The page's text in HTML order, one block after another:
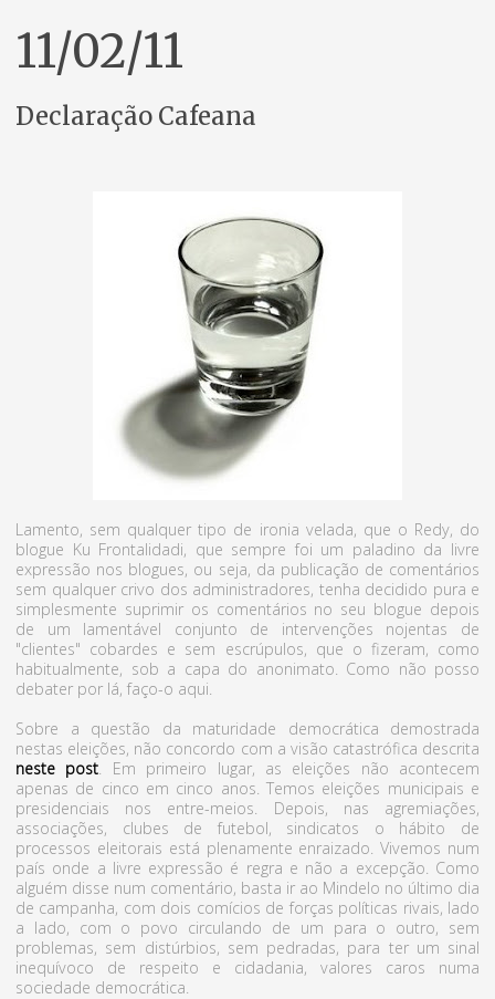
11/02/11
Declaração Cafeana
Lamento, sem qualquer tipo de ironia velada, que o Redy, do
blogue Ku Frontalidadi, que sempre foi um paladino da livre
expressão nos blogues, ou seja, da publicação de comentários
sem qualquer crivo dos administradores, tenha decidido pura e
simplesmente suprimir os comentários no seu blogue depois
de um lamentável conjunto de intervenções nojentas de
"clientes" cobardes e sem escrúpulos, que o fizeram, como
habitualmente, sob a capa do anonimato. Como não posso
debater por lá, faço-o aqui.
Sobre a questão da maturidade democrática demostrada
nestas eleições, não concordo com a visão catastrófica descrita
neste post. Em primeiro lugar, as eleições não acontecem
apenas de cinco em cinco anos. Temos eleições municipais e
presidenciais nos entre-meios. Depois, nas agremiações,
associações, clubes de futebol, sindicatos o hábito de
processos eleitorais está plenamente enraizado. Vivemos num
país onde a livre expressão é regra e não a excepção. Como
alguém disse num comentário, basta ir ao Mindelo no último dia
de campanha, com dois comícios de forças políticas rivais, lado
a lado, com o povo circulando de um para o outro, sem
problemas, sem distúrbios, sem pedradas, para ter um sinal
inequívoco de respeito e cidadania, valores caros numa
sociedade democrática.